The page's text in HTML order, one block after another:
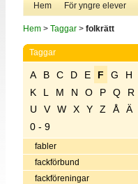
Hem För yngre elever
Hem> Taggar> folkrätt
Taggar
A B C D E F G H
K
L M N O P Q R
U
V W X Y Z Å Ä
0 - 9
fabler
fackförbund
fackföreningar